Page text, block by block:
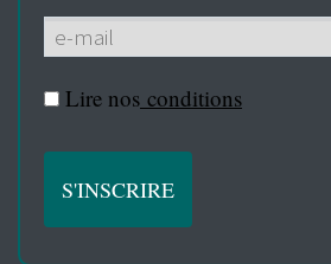
Lire nos conditions